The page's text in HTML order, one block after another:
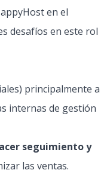
en el
desafíos en este rol
principalmente a
internas de gestión
seguimiento y
las ventas.